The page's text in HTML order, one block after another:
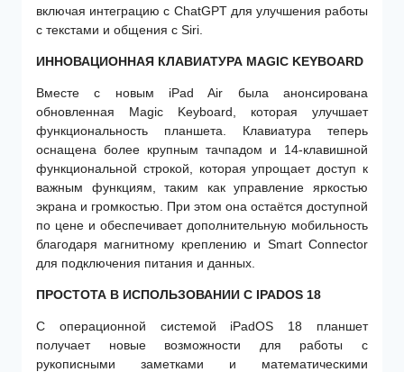
включая интеграцию с ChatGPT для улучшения работы
с текстами и общения с Siri.
ИННОВАЦИОННАЯ КЛАВИАТУРА MAGIC KEYBOARD
Вместе с новым iPad Air была анонсирована
обновленная Magic Keyboard, которая улучшает
функциональность планшета. Клавиатура теперь
оснащена более крупным тачпадом и 14-клавишной
функциональной строкой, которая упрощает доступ к
важным функциям, таким как управление яркостью
экрана и громкостью. При этом она остаётся доступной
по цене и обеспечивает дополнительную мобильность
благодаря магнитному креплению и Smart Connector
для подключения питания и данных.
ПРОСТОТА В ИСПОЛЬЗОВАНИИ С IPADOS 18
С операционной системой iPadOS 18 планшет
получает новые возможности для работы с
рукописными заметками и математическими